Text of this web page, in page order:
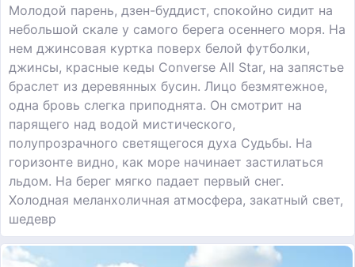
Молодой парень, дзен-буддист, спокойно сидит на
небольшой скале у самого берега осеннего моря. На
нем джинсовая куртка поверх белой футболки,
джинсы, красные кеды Converse All Star, на запястье
браслет из деревянных бусин. Лицо безмятежное,
одна бровь слегка приподнята. Он смотрит на
парящего над водой мистического,
полупрозрачного светящегося духа Судьбы. На
горизонте видно, как море начинает застилаться
льдом. На берег мягко падает первый снег.
Холодная меланхоличная атмосфера, закатный свет,
шедевр